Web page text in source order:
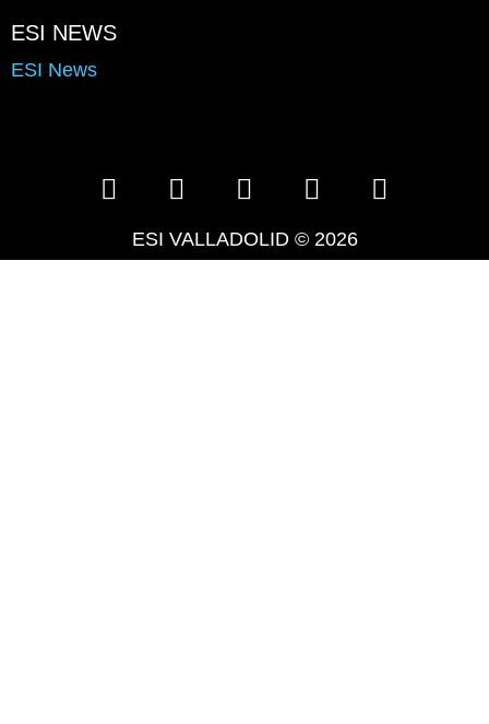
ESI NEWS
ESI News
ESI VALLADOLID © 2026